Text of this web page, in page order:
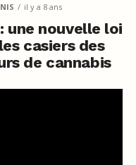
il y a 8 ans
une nouvelle loi
casiers des
de cannabis